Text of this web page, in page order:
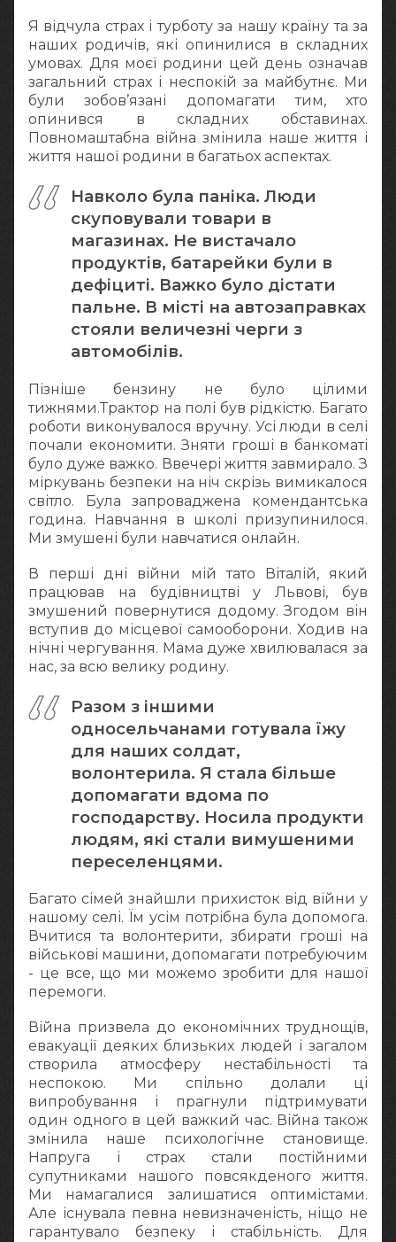
Я відчула страх і турботу за нашу країну та за
наших родичів, які опинилися в складних
умовах. Для моєї родини цей день означав
загальний страх і неспокій за майбутнє. Ми
були зобов’язані допомагати тим, хто
опинився в складних обставинах.
Повномаштабна війна змінила наше життя і
життя нашої родини в багатьох аспектах.
Навколо була паніка. Люди
скуповували товари в
магазинах. Не вистачало
продуктів, батарейки були в
дефіциті. Важко було дістати
пальне. В місті на автозаправках
стояли величезні черги з
автомобілів.
Пізніше бензину не було цілими
тижнями.Трактор на полі був рідкістю. Багато
роботи виконувалося вручну. Усі люди в селі
почали економити. Зняти гроші в банкоматі
було дуже важко. Ввечері життя завмирало. З
міркувань безпеки на ніч скрізь вимикалося
світло. Була запроваджена комендантська
година. Навчання в школі призупинилося.
Ми змушені були навчатися онлайн.
В перші дні війни мій тато Віталій, який
працював на будівництві у Львові, був
змушений повернутися додому. Згодом він
вступив до місцевої самооборони. Ходив на
нічні чергування. Мама дуже хвилювалася за
нас, за всю велику родину.
Разом з іншими
односельчанами готувала їжу
для наших солдат,
волонтерила. Я стала більше
допомагати вдома по
господарству. Носила продукти
людям, які стали вимушеними
переселенцями.
Багато сімей знайшли прихисток від війни у
нашому селі. Їм усім потрібна була допомога.
Вчитися та волонтерити, збирати гроші на
військові машини, допомагати потребуючим
- це все, що ми можемо зробити для нашої
перемоги.
Війна призвела до економічних труднощів,
евакуації деяких близьких людей і загалом
створила атмосферу нестабільності та
неспокою. Ми спільно долали ці
випробування і прагнули підтримувати
один одного в цей важкий час. Війна також
змінила наше психологічне становище.
Напруга і страх стали постійними
супутниками нашого повсякденого життя.
Ми намагалися залишатися оптимістами.
Але існувала певна невизначеність, ніщо не
гарантувало безпеку і стабільність. Для